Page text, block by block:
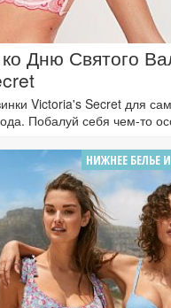
Дню Святого
Victoria's Secret для
Побалуй себя чем-то
НИЖНЕЕ БЕЛЬЕ